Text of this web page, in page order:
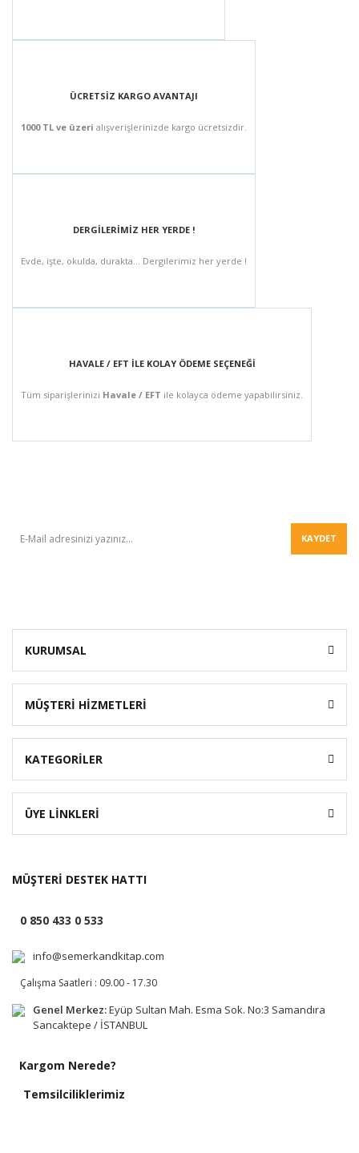
ÜCRETSİZ KARGO AVANTAJI
1000 TL ve üzeri alışverişlerinizde kargo ücretsizdir.
DERGİLERİMİZ HER YERDE !
Evde, işte, okulda, durakta... Dergilerimiz her yerde !
HAVALE / EFT İLE KOLAY ÖDEME SEÇENEĞİ
Tüm siparişlerinizi Havale / EFT ile kolayca ödeme yapabilirsiniz.
KAYDET
KURUMSAL
MÜŞTERİ HİZMETLERİ
KATEGORİLER
ÜYE LİNKLERİ
MÜŞTERİ DESTEK HATTI
0 850 433 0 533
info@semerkandkitap.com
Çalışma Saatleri : 09.00 - 17.30
Genel Merkez:Eyüp Sultan Mah. Esma Sok. No:3 Samandıra
Sancaktepe / İSTANBUL
Kargom Nerede?
Temsilciliklerimiz